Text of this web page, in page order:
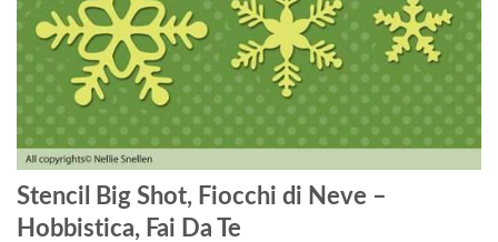
Stencil Big Shot, Fiocchi di Neve –
Hobbistica, Fai Da Te